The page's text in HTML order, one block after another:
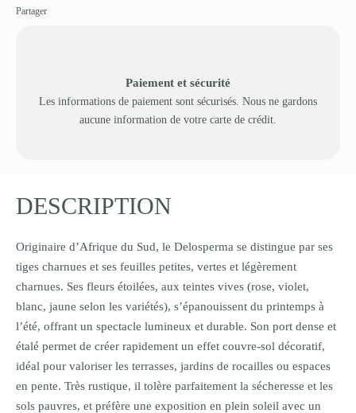
Partager
Paiement et sécurité
Les informations de paiement sont sécurisés. Nous ne gardons
aucune information de votre carte de crédit.
DESCRIPTION
Originaire d’Afrique du Sud, le Delosperma se distingue par ses
tiges charnues et ses feuilles petites, vertes et légèrement
charnues. Ses fleurs étoilées, aux teintes vives (rose, violet,
blanc, jaune selon les variétés), s’épanouissent du printemps à
l’été, offrant un spectacle lumineux et durable. Son port dense et
étalé permet de créer rapidement un effet couvre-sol décoratif,
idéal pour valoriser les terrasses, jardins de rocailles ou espaces
en pente. Très rustique, il tolère parfaitement la sécheresse et les
sols pauvres, et préfère une exposition en plein soleil avec un